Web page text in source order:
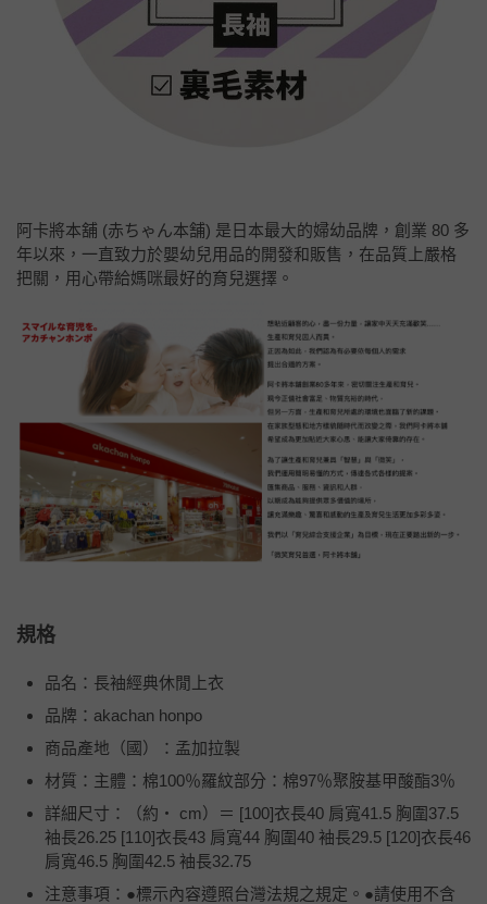
阿卡將本舖 (赤ちゃん本舗) 是日本最大的婦幼品牌，創業 80 多
年以來，一直致力於嬰幼兒用品的開發和販售，在品質上嚴格
把關，用心帶給媽咪最好的育兒選擇。
規格
品名：長袖經典休閒上衣
品牌：akachan honpo
商品產地（國）：孟加拉製
材質：主體：棉100％羅紋部分：棉97％聚胺基甲酸酯3％
詳細尺寸：（約・ cm）＝ [100]衣長40 肩寬41.5 胸圍37.5
袖長26.25 [110]衣長43 肩寬44 胸圍40 袖長29.5 [120]衣長46
肩寬46.5 胸圍42.5 袖長32.75
注意事項：●標示內容遵照台灣法規之規定。●請使用不含